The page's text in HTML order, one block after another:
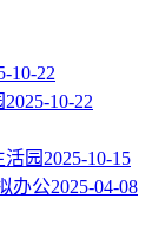
10-22
2025-10-22
园 2025-10-15
办公2025-04-08